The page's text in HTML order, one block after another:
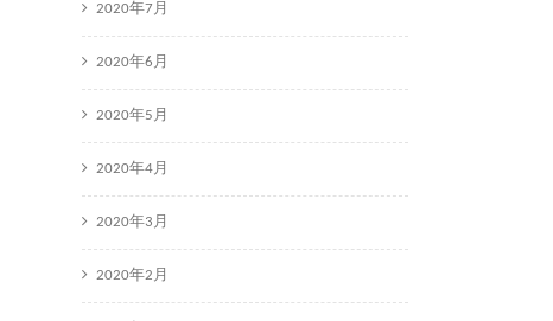
2020年7月
2020年6月
2020年5月
2020年4月
2020年3月
2020年2月